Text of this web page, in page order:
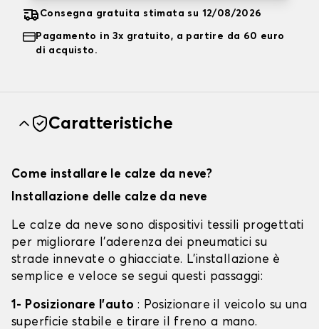
Consegna gratuita stimata su 12/08/2026
Pagamento in 3x gratuito, a partire da 60 euro
di acquisto.
Caratteristiche
Come installare le calze da neve?
Installazione delle calze da neve
Le calze da neve sono dispositivi tessili progettati
per migliorare l'aderenza dei pneumatici su
strade innevate o ghiacciate. L'installazione è
semplice e veloce se segui questi passaggi:
1- Posizionare l'auto : Posizionare il veicolo su una
superficie stabile e tirare il freno a mano.